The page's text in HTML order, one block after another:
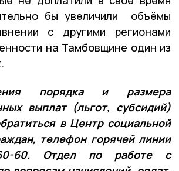
бы увеличили объёмы
с другими регионами
на Тамбовщине один из
порядка и размера
выплат (льгот, субсидий)
в Центр социальной
телефон горячей линии
60. Отдел по работе с